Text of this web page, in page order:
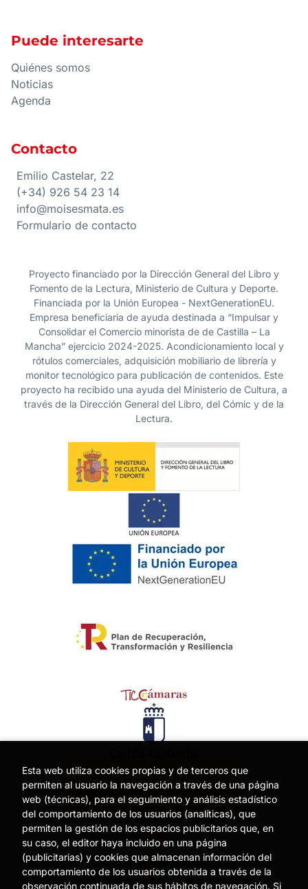
Puede interesarte
Quiénes somos
Noticias
Agenda
Contacto
Emilio Castelar, 22
(+34) 926 54 23 14
info@moisesmata.es
Formulario de contacto
Proyecto financiado por la Dirección General del Libro y
Fomento de la Lectura, Ministerio de Cultura y Deporte.
Financiada por la Unión Europea - NextGenerationEU.
Empresa beneficiaria de ayuda destinada a “Impulsar y
Consolidar el Comercio minorista de de Castilla – La
Mancha” ejercicio 2024-2025. Acondicionamiento local y
rótulos comerciales, adquisición mobiliario de librería y
monitor tecnológico para publicación de contenidos. Este
proyecto ha recibido una ayuda del Ministerio de Cultura, a
través de la Dirección General del Libro, del Cómic y de la
Lectura.
Esta web utiliza cookies propias y de terceros que
permiten al usuario la navegación a través de una página
web (técnicas), para el seguimiento y análisis estadístico
del comportamiento de los usuarios (analíticas), que
permiten la gestión de los espacios publicitarios que, en
su caso, el editor haya incluido en una página
(publicitarias) y cookies que almacenan información del
comportamiento de los usuarios obtenida a través de la
observación continuada de sus hábitos de navegación. Si